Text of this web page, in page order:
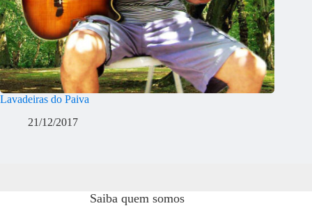
Lavadeiras do Paiva
21/12/2017
Saiba quem somos